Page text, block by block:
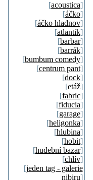
[acoustica]
[áčko]
[áčko hladnov]
[atlantik]
[barbar]
[barrák]
[bumbum comedy]
[centrum pant]
[dock]
[etáž]
[fabric]
[fiducia]
[garage]
[heligonka]
[hlubina]
[hobit]
[hudební bazar]
[chlív]
[jeden tag - galerie
nibiru]